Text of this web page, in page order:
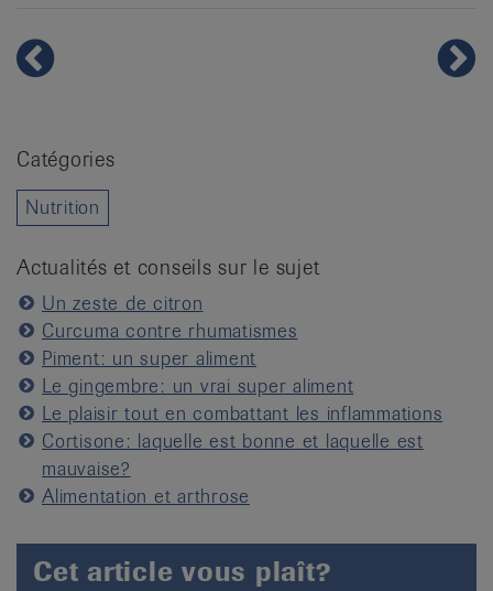
Catégories
Nutrition
Actualités et conseils sur le sujet
Un zeste de citron
Curcuma contre rhumatismes
Piment: un super aliment
Le gingembre: un vrai super aliment
Le plaisir tout en combattant les inflammations
Cortisone: laquelle est bonne et laquelle est
mauvaise?
Alimentation et arthrose
Cet article vous plaît?